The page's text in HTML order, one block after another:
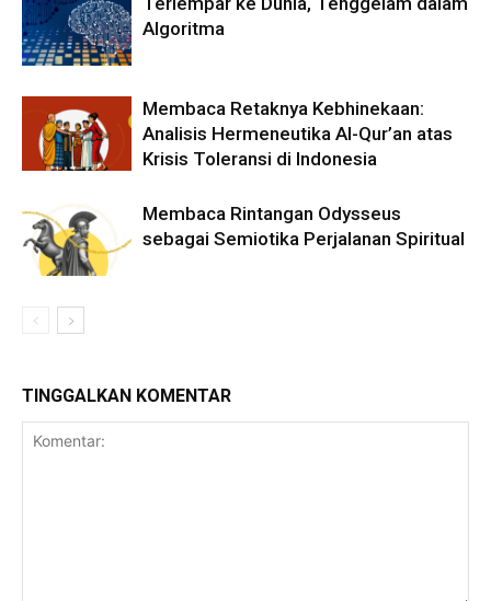
Algoritma
Membaca Retaknya Kebhinekaan:
Analisis Hermeneutika Al-Qur’an atas
Krisis Toleransi di Indonesia
Membaca Rintangan Odysseus
sebagai Semiotika Perjalanan Spiritual
TINGGALKAN KOMENTAR